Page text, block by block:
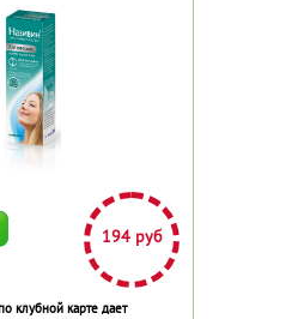
194 руб
клубной карте дает